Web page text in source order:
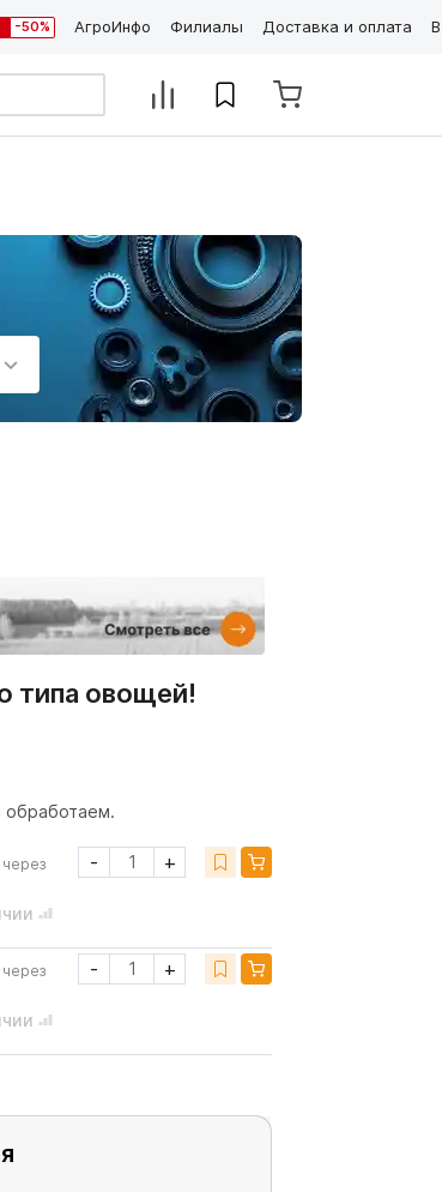
-50% АгроИнфо Филиалы Доставка и оплата
типа овощей!
обработаем.
через
- +
через
- +